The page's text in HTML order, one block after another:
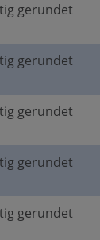
gerundet
gerundet
gerundet
gerundet
gerundet